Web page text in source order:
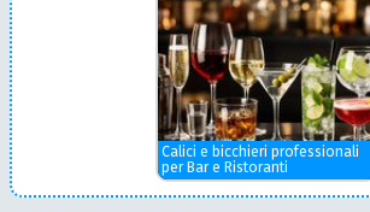
Calici e bicchieri professionali
per Bar e Ristoranti